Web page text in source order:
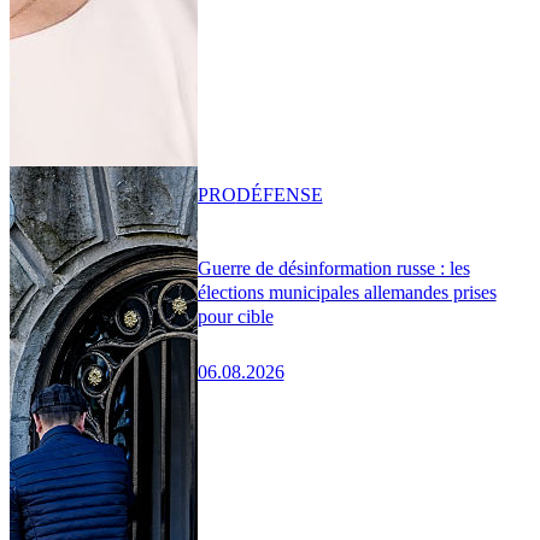
Guerre de désinformation russe : les
élections municipales allemandes prises
pour cible
06.08.2026
PRODÉFENSE